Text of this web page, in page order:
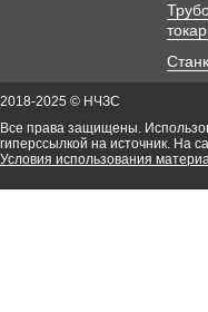
2018-2025 © НЧЗС
Все права защищены.
гиперссылкой на источник. На
Условия использования